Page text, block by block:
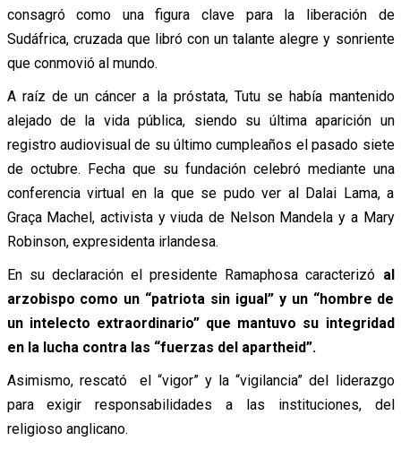
consagró como una figura clave para la liberación de
Sudáfrica, cruzada que libró con un talante alegre y sonriente
que conmovió al mundo.
A raíz de un cáncer a la próstata, Tutu se había mantenido
alejado de la vida pública, siendo su última aparición un
registro audiovisual de su último cumpleaños el pasado siete
de octubre. Fecha que su fundación celebró mediante una
conferencia virtual en la que se pudo ver al Dalai Lama, a
Graça Machel, activista y viuda de Nelson Mandela y a Mary
Robinson, expresidenta irlandesa.
En su declaración el presidente Ramaphosa caracterizó al
arzobispo como un “patriota sin igual” y un “hombre de
un intelecto extraordinario” que mantuvo su integridad
en la lucha contra las “fuerzas del apartheid”.
Asimismo, rescató el “vigor” y la “vigilancia” del liderazgo
para exigir responsabilidades a las instituciones, del
religioso anglicano.